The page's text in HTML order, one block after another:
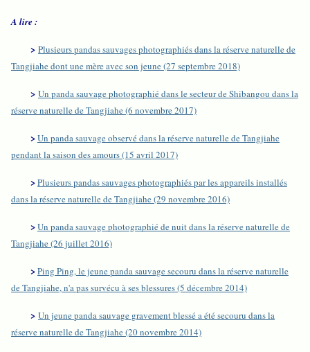
A lire :
> Plusieurs pandas sauvages photographiés dans la réserve naturelle de
Tangjiahe dont une mère avec son jeune (27 septembre 2018)
> Un panda sauvage photographié dans le secteur de Shibangou dans la
réserve naturelle de Tangjiahe (6 novembre 2017)
>Un panda sauvage observé dans la réserve naturelle de Tangjiahe
pendant la saison des amours (15 avril 2017)
>Plusieurs pandas sauvages photographiés par les appareils installés
dans la réserve naturelle de Tangjiahe (29 novembre 2016)
>Un panda sauvage photographié de nuit dans la réserve naturelle de
Tangjiahe (26 juillet 2016)
>Ping Ping, le jeune panda sauvage secouru dans la réserve naturelle
de Tangjiahe, n'a pas survécu à ses blessures (5 décembre 2014)
> Un jeune panda sauvage gravement blessé a été secouru dans la
réserve naturelle de Tangjiahe (20 novembre 2014)